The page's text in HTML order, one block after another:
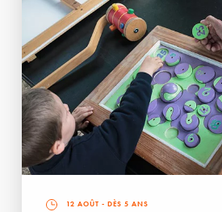
12 AOÛT - DÈS 5 ANS